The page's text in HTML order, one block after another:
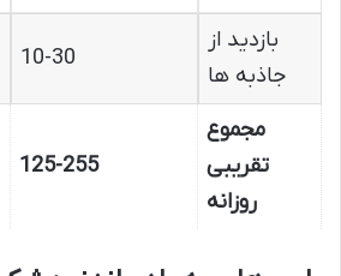
بازدید از
جاذبه ها
10-30
مجموع
تقریبی
روزانه
125-255